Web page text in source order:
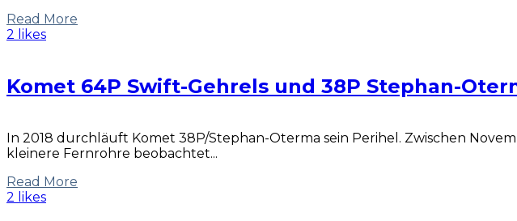
Read More
2 likes
Komet 64P Swift-Gehrels und 38P Stephan-
In 2018 durchläuft Komet 38P/Stephan-Oterma sein Perihel. Zwischen
kleinere Fernrohre beobachtet...
Read More
2 likes